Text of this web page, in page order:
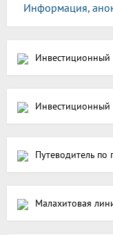
Информация,
Инвестиционный
Инвестиционный
Путеводитель по
Малахитовая